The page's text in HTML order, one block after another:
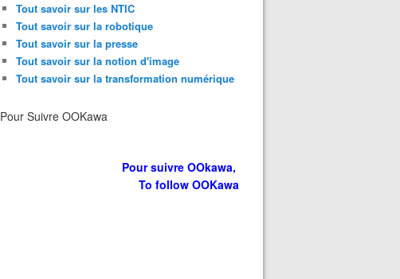
Tout savoir sur les NTIC
Tout savoir sur la robotique
Tout savoir sur la presse
Tout savoir sur la notion d'image
Tout savoir sur la transformation numérique
Pour Suivre OOKawa
Pour suivre OOkawa,
To follow OOKawa